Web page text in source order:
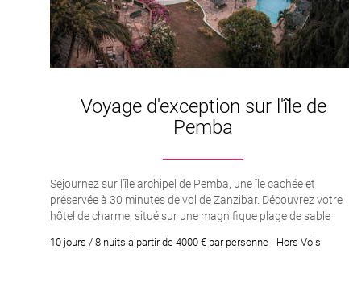
Voyage d'exception sur l'île de
Pemba
Séjournez sur l’île archipel de Pemba, une île cachée et
préservée à 30 minutes de vol de Zanzibar. Découvrez votre
hôtel de charme, situé sur une magnifique plage de sable
est digne d’une carte postale et la nature est à couper le
10 jours / 8 nuits à partir de 4000 € par personne - Hors Vols